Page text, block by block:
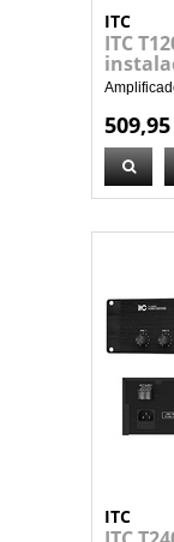
ITC
ITC
ITC